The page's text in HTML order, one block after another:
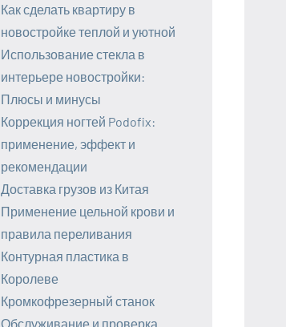
Как сделать квартиру в
новостройке теплой и уютной
Использование стекла в
интерьере новостройки:
Плюсы и минусы
Коррекция ногтей Podofix:
применение, эффект и
рекомендации
Доставка грузов из Китая
Применение цельной крови и
правила переливания
Контурная пластика в
Королеве
Кромкофрезерный станок
Обслуживание и проверка